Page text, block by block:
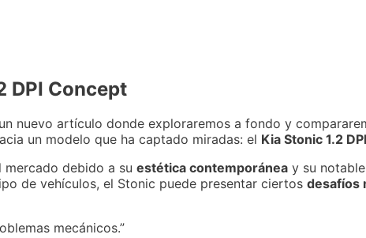
DPI Concept
nuevo artículo donde exploraremos a fondo y
un modelo que ha captado miradas: el Kia Stonic 1.2
mercado debido a su estética contemporánea y su
de vehículos, el Stonic puede presentar ciertos desafíos
mecánicos.”